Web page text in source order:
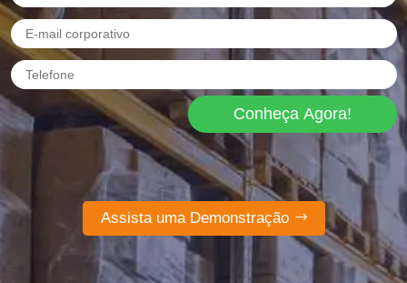
Conheça Agora!
Assista uma Demonstração